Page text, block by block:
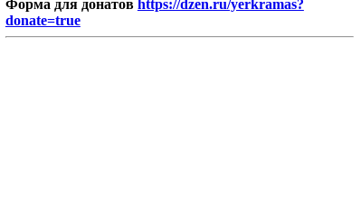
Форма для донатов https://dzen.ru/yerkramas?
donate=true